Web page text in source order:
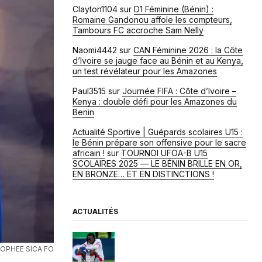
SICA FO
Clayton1104 sur D1 Féminine (Bénin) :
Romaine Gandonou affole les compteurs,
Tambours FC accroche Sam Nelly
Naomi4442 sur CAN Féminine 2026 : la Côte
d’Ivoire se jauge face au Bénin et au Kenya,
un test révélateur pour les Amazones
Paul3515 sur Journée FIFA : Côte d’Ivoire –
Kenya : double défi pour les Amazones du
Benin
Actualité Sportive | Guépards scolaires U15 :
le Bénin prépare son offensive pour le sacre
africain ! sur TOURNOI UFOA-B U15
SCOLAIRES 2025 — LE BÉNIN BRILLE EN OR,
EN BRONZE… ET EN DISTINCTIONS !
ACTUALITÉS